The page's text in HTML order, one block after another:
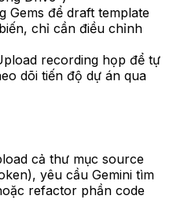
Gems để draft template
chỉ cần điều chỉnh
recording họp để tự
dõi tiến độ dự án qua
cả thư mục source
yêu cầu Gemini tìm
refactor phần code